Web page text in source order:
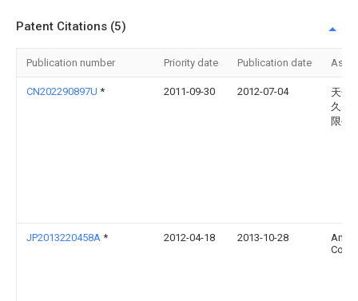
Patent Citations (5)
Publication number Priority date Publication date
CN202290897U * 2011-09-30 2012-07-04
天长
久电
限公
JP2013220458A * 2012-04-18 2013-10-28
Co